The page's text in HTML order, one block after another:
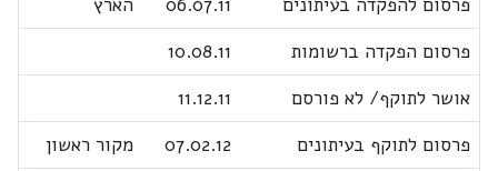
פרסום הפקדה ברשומות
10.08.11
אושר לתוקף/ לא פורסם
11.12.11
פרסום לתוקף בעיתונים
07.02.12
מקור ראשון